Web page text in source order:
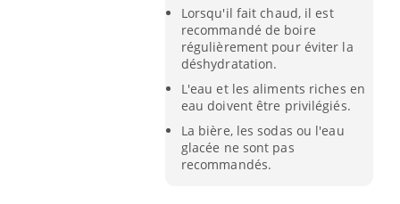
Lorsqu'il fait chaud, il est
recommandé de boire
régulièrement pour éviter la
déshydratation.
L'eau et les aliments riches en
eau doivent être privilégiés.
La bière, les sodas ou l'eau
glacée ne sont pas
recommandés.